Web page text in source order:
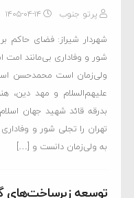
پرتو جنوب ۱۴۰۵-۰۴-۱۴
شهردار شیراز: فضای حاکم
شور و وفاداری بی‌مانند امت
ولی‌زمان است محمدحسن
علیهم‌السلام و مهد دین،
بدرقه قائد شهید جهان
تهران را تجلی شور و
به ولی‌زمان دانست و […]
توسعه زیرساخت‌های